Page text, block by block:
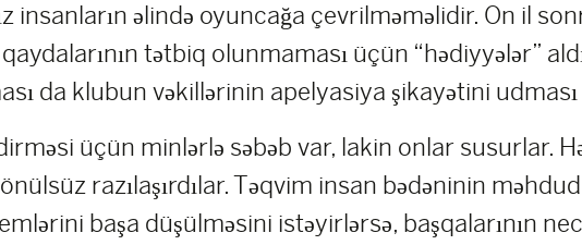
insanların əlində oyuncağa çevrilməməlidir. On il
tətbiq olunmaması üçün “hədiyyələr”
da klubun vəkillərinin apelyasiya şikayətini
üçün minlərlə səbəb var, lakin onlar susurlar.
razılaşırdılar. Təqvim insan bədəninin
başa düşülməsini istəyirlərsə, başqalarının